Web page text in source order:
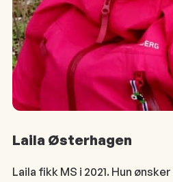
Laila Østerhagen
Laila fikk MS i 2021. Hun